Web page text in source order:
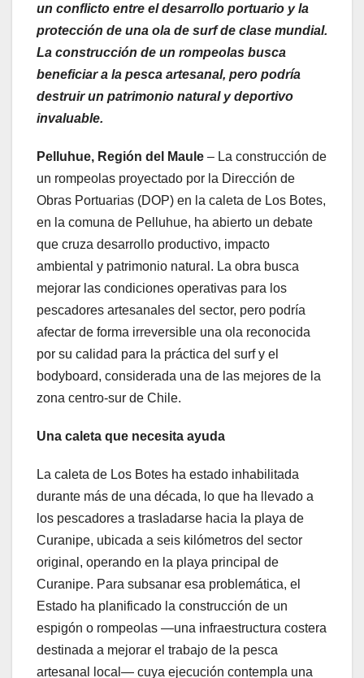
un conflicto entre el desarrollo portuario y la
protección de una ola de surf de clase mundial.
La construcción de un rompeolas busca
beneficiar a la pesca artesanal, pero podría
destruir un patrimonio natural y deportivo
invaluable.
Pelluhue, Región del Maule – La construcción de
un rompeolas proyectado por la Dirección de
Obras Portuarias (DOP) en la caleta de Los Botes,
en la comuna de Pelluhue, ha abierto un debate
que cruza desarrollo productivo, impacto
ambiental y patrimonio natural. La obra busca
mejorar las condiciones operativas para los
pescadores artesanales del sector, pero podría
afectar de forma irreversible una ola reconocida
por su calidad para la práctica del surf y el
bodyboard, considerada una de las mejores de la
zona centro-sur de Chile.
Una caleta que necesita ayuda
La caleta de Los Botes ha estado inhabilitada
durante más de una década, lo que ha llevado a
los pescadores a trasladarse hacia la playa de
Curanipe, ubicada a seis kilómetros del sector
original, operando en la playa principal de
Curanipe. Para subsanar esa problemática, el
Estado ha planificado la construcción de un
espigón o rompeolas —una infraestructura costera
destinada a mejorar el trabajo de la pesca
artesanal local— cuya ejecución contempla una